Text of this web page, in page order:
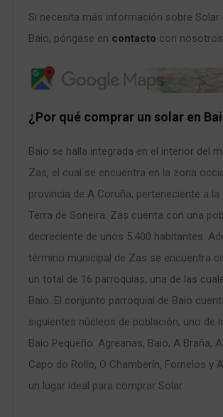
Si necesita más información sobre Solar
Baio, póngase en contacto con
¿Por qué comprar un solar en
Baio se halla integrada en el interior del
Zas, el cual se encuentra en la zona
provincia de A Coruña, perteneciente a
Terra de Soneira. Zas cuenta con una
decreciente de unos 5.400 habitantes.
término municipal de Zas se encuentra
un total de 16 parroquias, una de las
Baio. El conjunto parroquial de Baio
siguientes núcleos de población, uno de
Baio Pequeño: Agreanas, Baio, A Braña,
Capo do Rollo, O Chamberín, Fornelos y
un lugar ideal para comprar Solar